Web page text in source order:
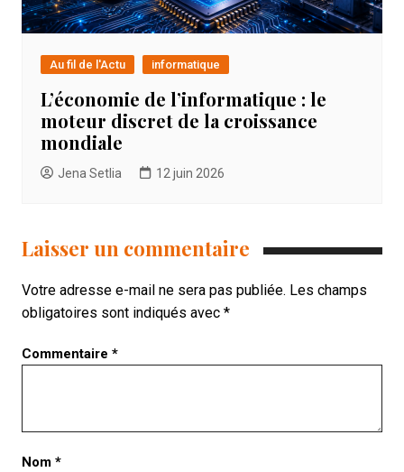
Au fil de l'Actu informatique
L’économie de l’informatique : le
moteur discret de la croissance
mondiale
Jena Setlia 12 juin 2026
Laisser un commentaire
Votre adresse e-mail ne sera pas publiée. Les champs
obligatoires sont indiqués avec *
Commentaire *
Nom *